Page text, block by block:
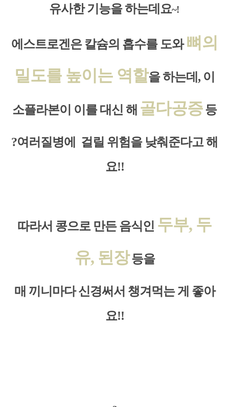
유사한 기능을 하는데요~!
에스트로겐은 칼슘의 흡수를 도와뼈의
밀도를 높이는 역할을 하는데, 이
소플라본이 이를 대신 해 골다공증등
?여러질병에 걸릴 위험을 낮춰준다고 해
요!!
따라서 콩으로 만든 음식인 두부, 두
유, 된장 등을
매 끼니마다 신경써서 챙겨먹는 게 좋아
요!!